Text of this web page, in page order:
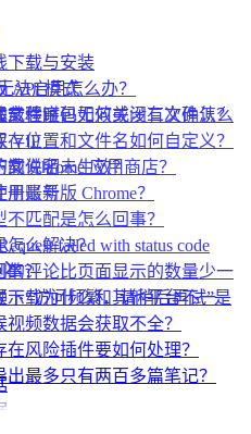
下载与安装
法启用怎么办？
示程序包无效或没有文件怎么
Chrome 应用商店？
最新版 Chrome？
API 模式
载验证码
VIP
载说明
册账号
文件时，如何关闭二次确认？
位置和文件名如何自定义？
文件名未生效？
匹配是怎么回事？
怎么解决？failed with status code
事？
示“访问频繁，请稍后再试”是
风险插件要如何处理？
最多只有两百多篇笔记？
的评论比页面显示的数量少一
频数据会获取不全？
下载为什么和其他平台不一